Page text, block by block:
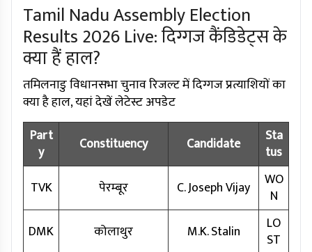
Tamil Nadu Assembly Election
Results 2026 Live: दिग्गज कैंडिडेट्स के
क्या हैं हाल?
तमिलनाडु विधानसभा चुनाव रिजल्ट में दिग्गज प्रत्याशियों का
क्या है हाल, यहां देखें लेटेस्ट अपडेट
Part
y
Constituency Candidate
Sta
tus
TVK
पेरम्बूर C. Joseph Vijay
WO
N
DMK
कोलाथुर M.K. Stalin
LO
ST